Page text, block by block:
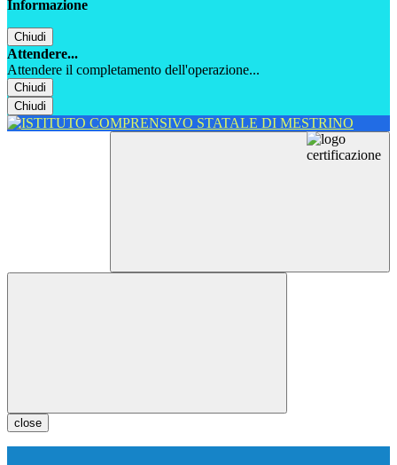
Informazione
Chiudi
Attendere...
Attendere il completamento dell'operazione...
Chiudi
Chiudi
close